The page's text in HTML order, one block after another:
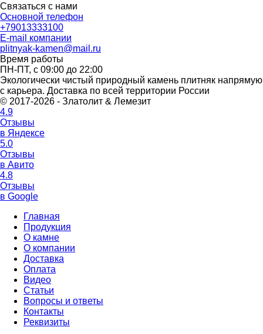
Связаться с нами
Основной телефон
+79013333100
E-mail компании
plitnyak-kamen@mail.ru
Время работы
ПН-ПТ, с 09:00 до 22:00
Экологически чистый природный камень плитняк напрямую
с карьера. Доставка по всей территории России
© 2017-2026 - Златолит & Лемезит
4.9
Отзывы
в Яндексе
5.0
Отзывы
в Авито
4.8
Отзывы
в Google
Главная
Продукция
О камне
О компании
Доставка
Оплата
Видео
Статьи
Вопросы и ответы
Контакты
Реквизиты